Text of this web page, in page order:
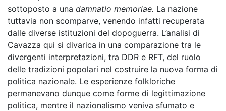
sottoposto a una damnatio memoriae. La nazione
tuttavia non scomparve, venendo infatti recuperata
dalle diverse istituzioni del dopoguerra. L’analisi di
Cavazza qui si divarica in una comparazione tra le
divergenti interpretazioni, tra DDR e RFT, del ruolo
delle tradizioni popolari nel costruire la nuova forma di
politica nazionale. Le esperienze folkloriche
permanevano dunque come forme di legittimazione
politica, mentre il nazionalismo veniva sfumato e